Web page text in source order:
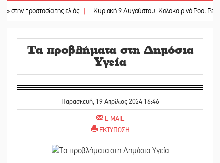
της ελιάς || Κυριακή 9 Αυγούστου: Καλοκαιρινό Pool Party στο
Τα προβλήματα στη Δημόσια
Υγεία
Παρασκευή, 19 Απρίλιος 2024 16:46
E-MAIL
ΕΚΤΥΠΩΣΗ